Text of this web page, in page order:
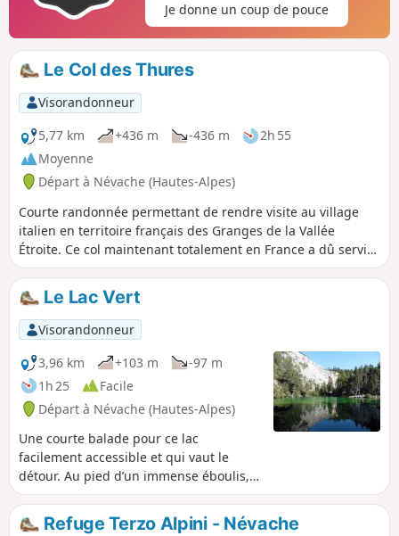
Je donne un coup de pouce
Le Col des Thures
Visorandonneur
5,77 km
+436 m -436 m
2h 55
Moyenne
Départ à Névache (Hautes-Alpes)
Courte randonnée permettant de rendre visite au village
italien en territoire français des Granges de la Vallée
Étroite. Ce col maintenant totalement en France a dû servir
de grand lieu de contrebande lorsque la Vallée Étroite était
italienne.
Le Lac Vert
Visorandonneur
3,96 km
+103 m
-97 m
1h 25
Facile
Départ à Névache (Hautes-Alpes)
Une courte balade pour ce lac
facilement accessible et qui vaut le
détour. Au pied d’un immense éboulis,
le Lac Vert est un joyau d'une couleur
exceptionnelle .
Refuge Terzo Alpini - Névache